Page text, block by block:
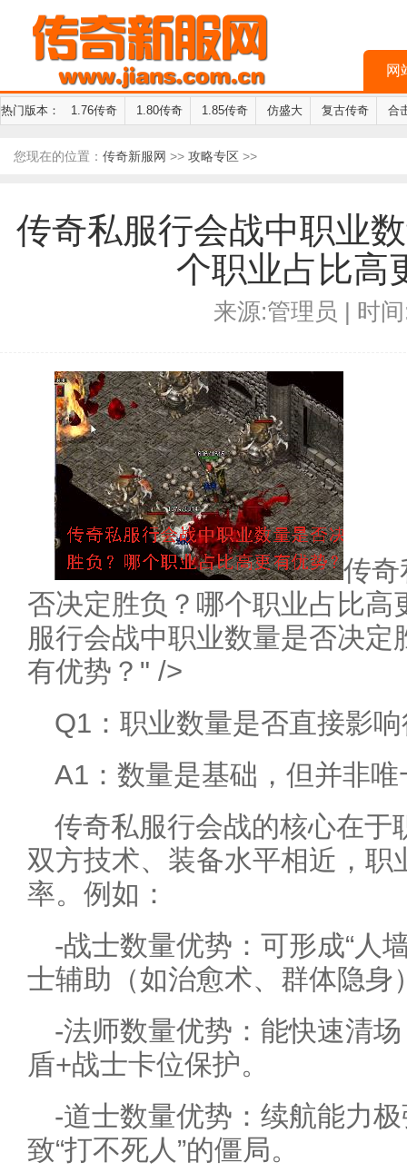
网
热门版本： 1.76传奇 1.80传奇 1.85传奇 仿盛大 复古传奇 合
您现在的位置： 传奇新服网 >> 攻略专区 >>
传奇私服行会战中职业
个职业占比高
来源:管理员 | 时
传奇
否决定胜负？哪个职业占比高
服行会战中职业数量是否决
有优势？" />
Q1：职业数量是否直接影
A1：数量是基础，但并非
传奇私服行会战的核心在于
双方技术、装备水平相近，职
率。例如：
-战士数量优势：可形成“人
士辅助（如治愈术、群体隐身
-法师数量优势：能快速清
盾+战士卡位保护。
-道士数量优势：续航能力
致“打不死人”的僵局。